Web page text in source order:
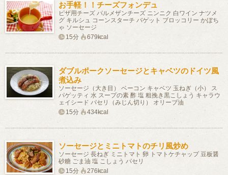
お手軽！！チーズフォンデュ
ピザ用チーズ パルメザンチーズ ニンニク 白ワイン ナツメ
グ キルシュ コーンスターチ バゲット ブロッコリー かぼち
ゃ ソーセージ
15分
679kcal
ダブルポークソーセージとキャベツのドイツ風
煮込み
ソーセージ（大き目） ベーコン キャベツ 玉ねぎ（小） ス
パゲッティ 水 スープの素 酢 塩 粗挽き黒こしょう キャラウ
ェイシード パセリ（みじん切り） オリーブ油
15分
434kcal
ソーセージとミニトマトのチリ風炒め
ソーセージ 長ねぎ ミニトマト 卵 トマトケチャップ 豆板醤
砂糖 ごま油 塩 こしょう パセリ
15分
276kcal